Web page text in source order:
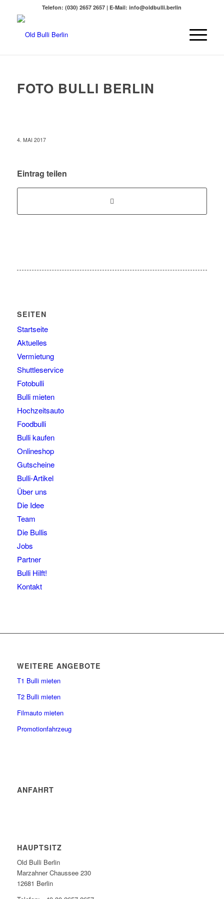
Telefon: (030) 2657 2657 | E-Mail: info@oldbulli.berlin
FOTO BULLI BERLIN
4. MAI 2017
Eintrag teilen
SEITEN
Startseite
Aktuelles
Vermietung
Shuttleservice
Fotobulli
Bulli mieten
Hochzeitsauto
Foodbulli
Bulli kaufen
Onlineshop
Gutscheine
Bulli-Artikel
Über uns
Die Idee
Team
Die Bullis
Jobs
Partner
Bulli Hilft!
Kontakt
WEITERE ANGEBOTE
T1 Bulli mieten
T2 Bulli mieten
Filmauto mieten
Promotionfahrzeug
ANFAHRT
HAUPTSITZ
Old Bulli Berlin
Marzahner Chaussee 230
12681 Berlin